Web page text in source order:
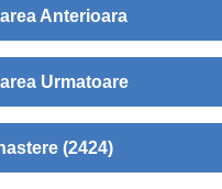
Anterioara
Urmatoare
(2424)